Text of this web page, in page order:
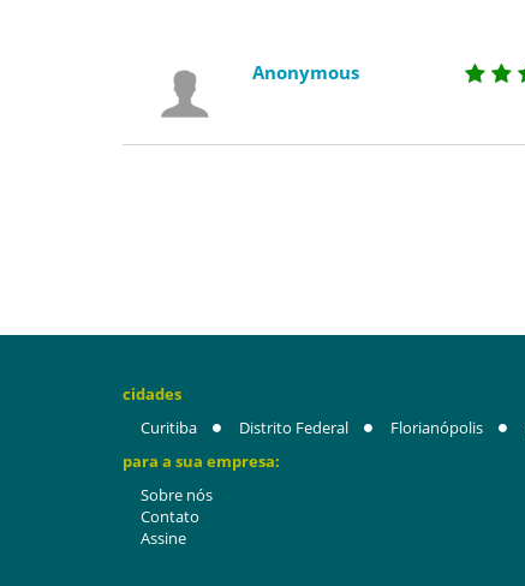
Anonymous
cidades
Curitiba
Distrito Federal Florianópolis
para a sua empresa:
Sobre nós
Contato
Assine